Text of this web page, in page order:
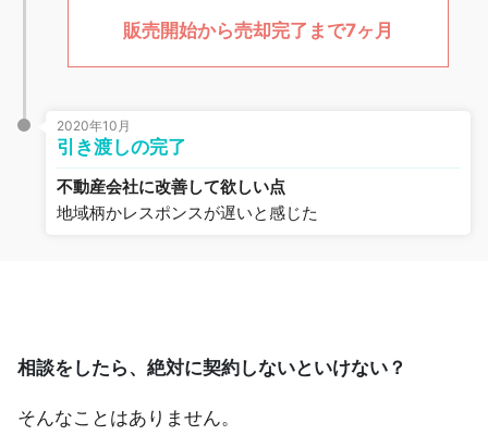
販売開始から売却完了まで7ヶ月
2020年10月
引き渡しの完了
不動産会社に改善して欲しい点
地域柄かレスポンスが遅いと感じた
相談をしたら、絶対に契約しないといけない？
そんなことはありません。